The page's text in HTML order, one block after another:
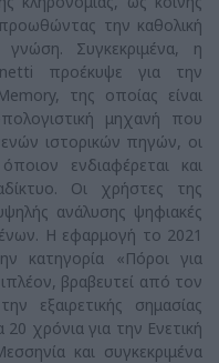
την καθολική
Συγκεκριμένα, η
προέκυψε για την
της οποίας είναι
μηχανή που
ιστορικών πηγών, οι
ενδιαφέρεται και
Οι χρήστες της
ανάλυσης ψηφιακές
Η εφαρμογή το 2021
κατηγορία «Πόροι για
βραβευτεί από τον
εξαιρετικής σημασίας
20 χρόνια για την Ενετική
και συγκεκριμένα